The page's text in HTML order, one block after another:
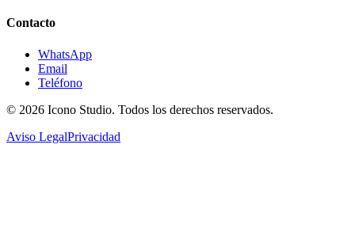
Contacto
WhatsApp
Email
Teléfono
© 2026 Icono Studio. Todos los derechos reservados.
Aviso LegalPrivacidad